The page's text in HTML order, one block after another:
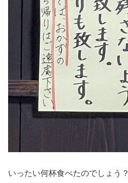
いったい何杯食べたのでしょう？